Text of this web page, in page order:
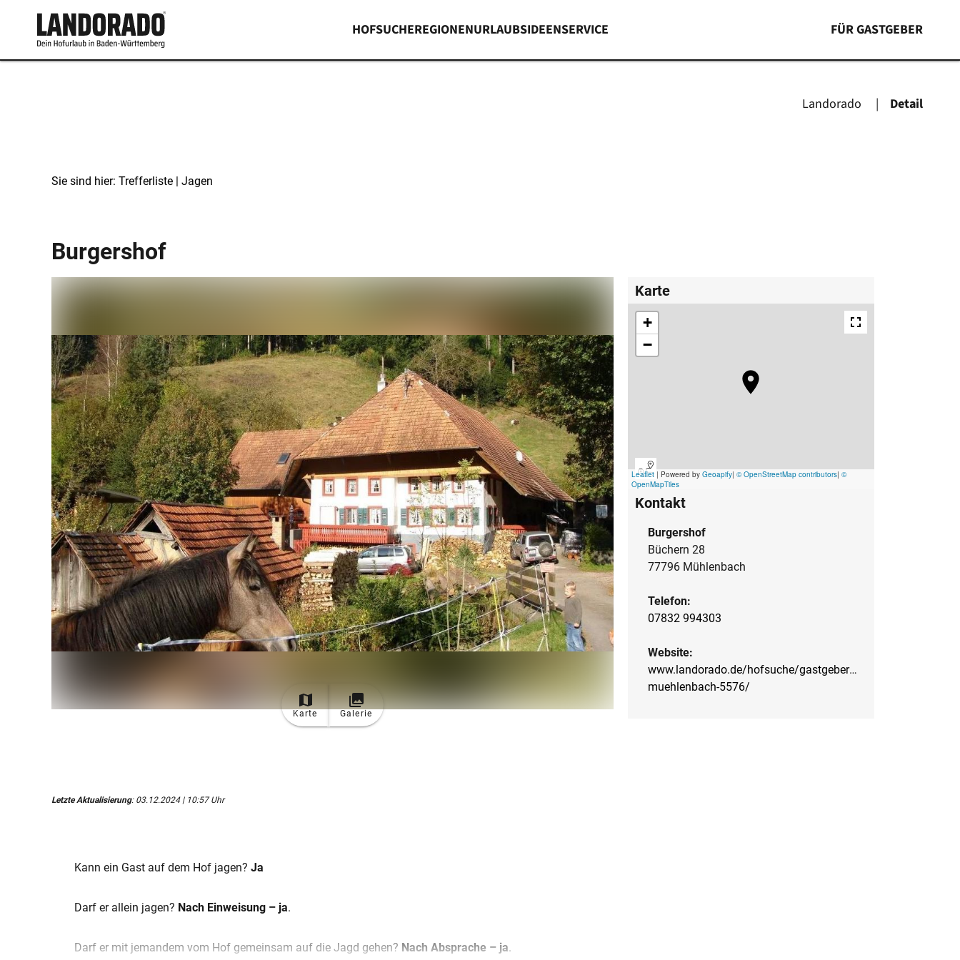
HOFSUCHEREGIONENURLAUBSIDEENSERVICE FÜR GASTGEBER
Detail
Sie sind hier: Trefferliste | Jagen
Burgershof
Karte Galerie
Letzte Aktualisierung: 03.12.2024 | 10:57 Uhr
Kann ein Gast auf dem Hof jagen? Ja
Darf er allein jagen? Nach Einweisung – ja.
Darf er mit jemandem vom Hof gemeinsam auf die Jagd gehen? Nach Absprache – ja.
Karte
Kontakt
Burgershof
Büchern 28
77796 Mühlenbach
Telefon:
07832 994303
Website:
www.landorado.de/hofsuche/gastgeber/burgershof-
muehlenbach-5576/